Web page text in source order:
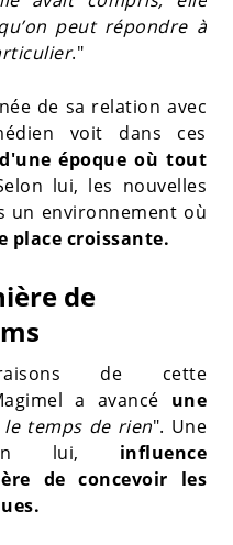
peut répondre à
."
de sa relation avec
voit dans ces
époque où tout
lui, les nouvelles
un environnement où
place croissante.
de
de cette
a avancé une
le temps de rien". Une
lui, influence
de concevoir les